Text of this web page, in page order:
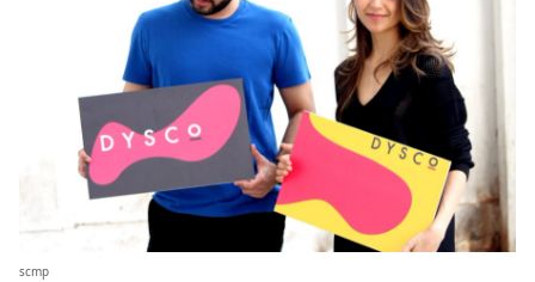
scmp